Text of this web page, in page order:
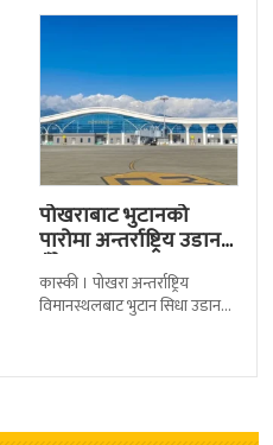
पोखराबाट भुटानको
पारोमा अन्तर्राष्ट्रिय उडान
हुँदै
कास्की । पोखरा अन्तर्राष्ट्रिय
विमानस्थलबाट भुटान सिधा उडान
लागेको हो